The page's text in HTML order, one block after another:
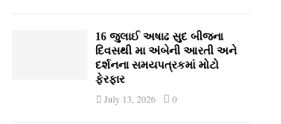
16 જુલાઈ અષાઢ સુદ બીજના
દિવસથી મા અંબેની આરતી અને
દર્શનના સમયપત્રકમાં મોટો
ફેરફાર
July 13, 2026 0